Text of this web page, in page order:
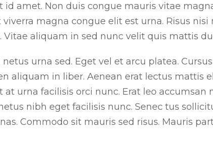
id amet. Non duis congue mauris vitae
magna congue elit est urna. Risus
aliquam in sed nunc velit quis mattis
urna sed. Eget vel et arcu platea.
aliquam in liber. Aenean erat lectus mattis
at urna facilisis orci nunc. Erat leo
nibh eget facilisis nunc. Senec tus
Commodo sit mauris sed risus. Mauris